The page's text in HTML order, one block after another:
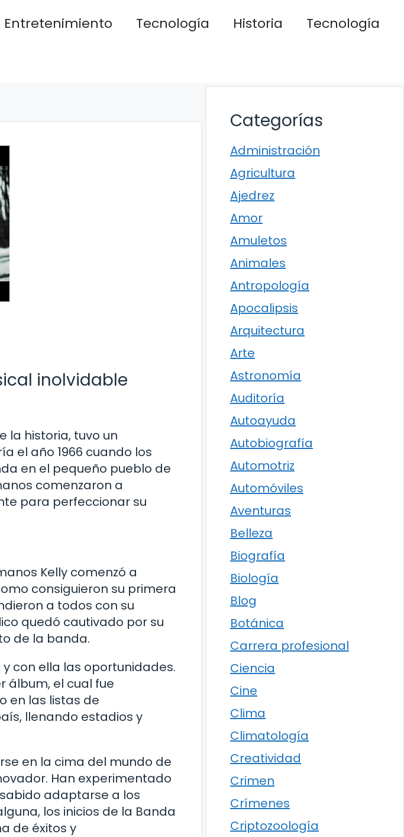
Entretenimiento Tecnología Historia
Tecnología
inolvidable
la historia, tuvo un
el año 1966 cuando los
en el pequeño pueblo de
comenzaron a
para perfeccionar su
Kelly comenzó a
consiguieron su primera
a todos con su
quedó cautivado por su
de la banda.
con ella las oportunidades.
álbum, el cual fue
en las listas de
llenando estadios y
en la cima del mundo de
Han experimentado
adaptarse a los
los inicios de la Banda
de éxitos y
Categorías
Administración
Agricultura
Ajedrez
Amor
Amuletos
Animales
Antropología
Apocalipsis
Arquitectura
Arte
Astronomía
Auditoría
Autoayuda
Autobiografía
Automotriz
Automóviles
Aventuras
Belleza
Biografía
Biología
Blog
Botánica
Carrera profesional
Ciencia
Cine
Clima
Climatología
Creatividad
Crimen
Crímenes
Criptozoología